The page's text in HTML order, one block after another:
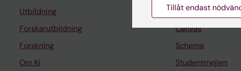
Utbildning
Forskarutbildning
Forskning
Om KI
Ladok
Canvas
Schema
Studentmejlen
Tillåt endast